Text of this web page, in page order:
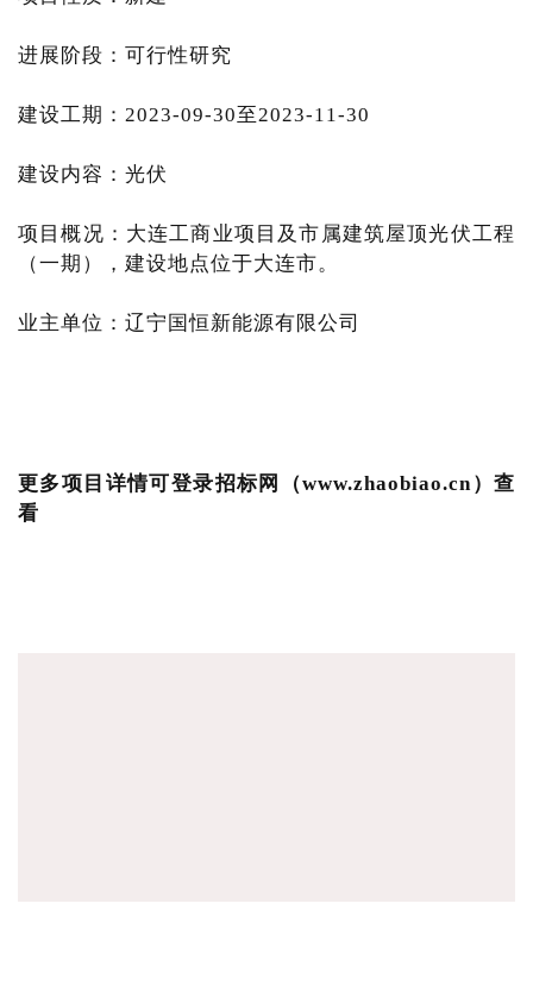
进展阶段：可行性研究
建设工期：2023-09-30至2023-11-30
建设内容：光伏
项目概况：大连工商业项目及市属建筑屋顶光伏工程
（一期），建设地点位于大连市。
业主单位：辽宁国恒新能源有限公司
更多项目详情可登录招标网（www.zhaobiao.cn）查
看